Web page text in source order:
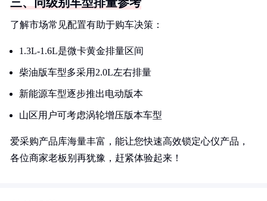
了解市场常见配置有助于购车决策：
1.3L-1.6L是微卡黄金排量区间
柴油版车型多采用2.0L左右排量
新能源车型逐步推出电动版本
山区用户可考虑涡轮增压版本车型
爱采购产品库海量丰富，能让您快速高效锁定心仪产品，
各位商家老板别再犹豫，赶紧体验起来！